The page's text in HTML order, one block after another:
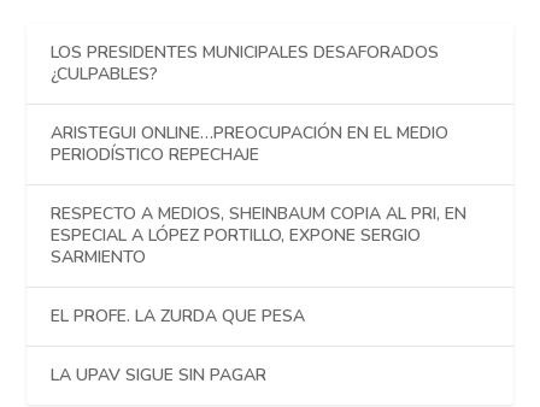
LOS PRESIDENTES MUNICIPALES DESAFORADOS
¿CULPABLES?
ARISTEGUI ONLINE…PREOCUPACIÓN EN EL MEDIO
PERIODÍSTICO REPECHAJE
RESPECTO A MEDIOS, SHEINBAUM COPIA AL PRI, EN
ESPECIAL A LÓPEZ PORTILLO, EXPONE SERGIO
SARMIENTO
EL PROFE. LA ZURDA QUE PESA
LA UPAV SIGUE SIN PAGAR